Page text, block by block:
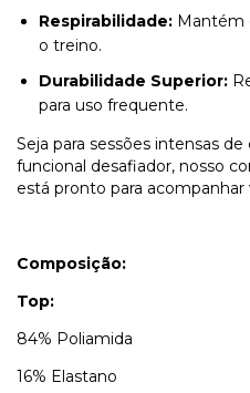
Respirabilidade: Mantém
o treino.
Durabilidade Superior:
para uso frequente.
Seja para sessões intensas
funcional desafiador, nosso
está pronto para acompanhar
Composição:
Top:
84% Poliamida
16% Elastano